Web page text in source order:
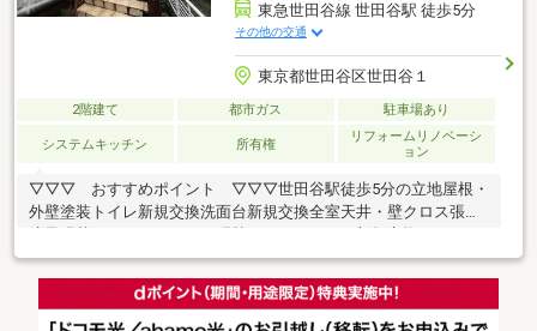
東急世田谷線 世田谷駅 徒歩5分
その他の交通
東京都世田谷区世田谷１
2階建て 都市ガス 駐車場あり
システムキッチン 所有権
リフォームリノベーシ
ョン
▽▽▽ おすすめポイント ▽▽▽世田谷駅徒歩5分の立地屋根・
外壁塗装トイレ新規交換洗面台新規交換全室天井・壁クロス張替
リーニングお気軽にお問合せ下さい！